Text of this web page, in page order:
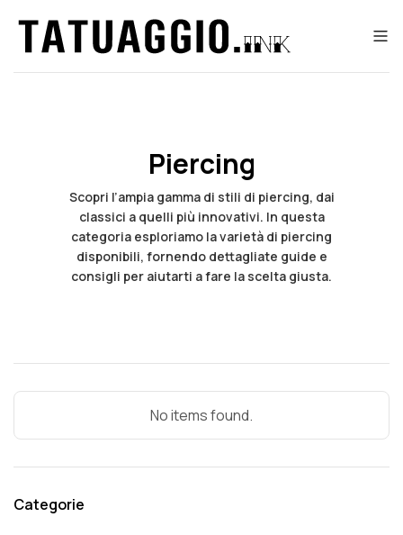
Piercing
Scopri l’ampia gamma di stili di piercing, dai
classici a quelli più innovativi. In questa
categoria esploriamo la varietà di piercing
disponibili, fornendo dettagliate guide e
consigli per aiutarti a fare la scelta giusta.
No items found.
Categorie